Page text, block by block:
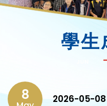
學生
8 2026-05-08